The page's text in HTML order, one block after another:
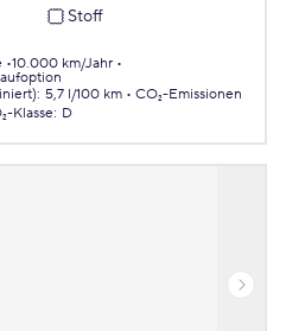
Stoff
10.000 km/Jahr
: 5,7 l/100 km
CO₂-Emissionen
Klasse: D